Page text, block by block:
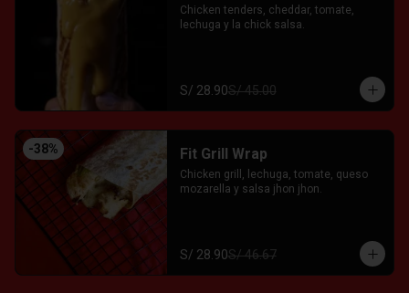
Chicken tenders, cheddar, tomate,
lechuga y la chick salsa.
S/ 28.90S/ 45.00
-38% Fit Grill Wrap
Chicken grill, lechuga, tomate, queso
mozarella y salsa jhon jhon.
S/ 28.90S/ 46.67